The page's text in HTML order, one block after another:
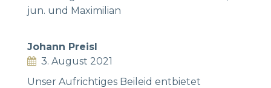
jun. und Maximilian
Johann Preisl
3. August 2021
Unser Aufrichtiges Beileid entbietet